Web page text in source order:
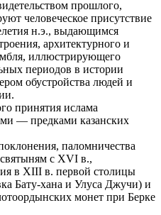
прошлого,
человеческое присутствие
н.э., выдающимся
архитектурного и
иллюстрирующего
периодов в истории
обустройства людей и
принятия ислама
— предками казанских
паломничества
с XVI в.,
в XIII в. первой столицы
Бату-хана и Улуса Джучи) и
монет при Берке